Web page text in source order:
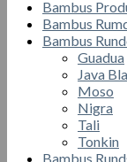
Bambus
Bambus
Bambus
Guadua
Java
Moso
Nigra
Tali
Tonkin
Bambus